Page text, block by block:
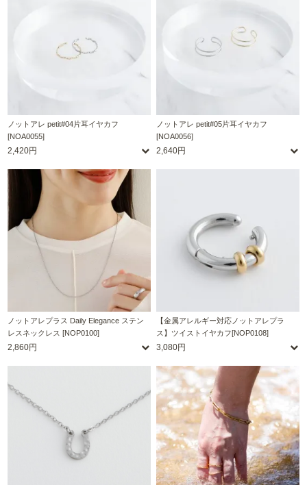
ノットアレ petit#04片耳イヤカフ
[NOA0055]
2,420円
ノットアレ petit#05片耳イヤカフ
[NOA0056]
2,640円
ノットアレプラス Daily Elegance ステン
レスネックレス [NOP0100]
2,860円
【金属アレルギー対応ノットアレプラ
ス】ツイストイヤカフ[NOP0108]
3,080円